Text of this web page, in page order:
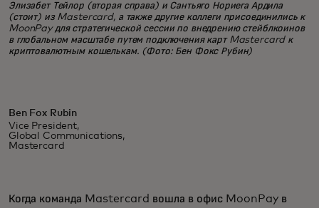
Элизабет Тейлор (вторая справа) и Сантьяго Нориега Ардила
(стоит) из Mastercard, а также другие коллеги присоединились к
MoonPay для стратегической сессии по внедрению стейблкоинов
в глобальном масштабе путем подключения карт Mastercard к
криптовалютным кошелькам. (Фото: Бен Фокс Рубин)
Ben Fox Rubin
Vice President,
Global Communications,
Mastercard
Когда команда Mastercard вошла в офис MoonPay в